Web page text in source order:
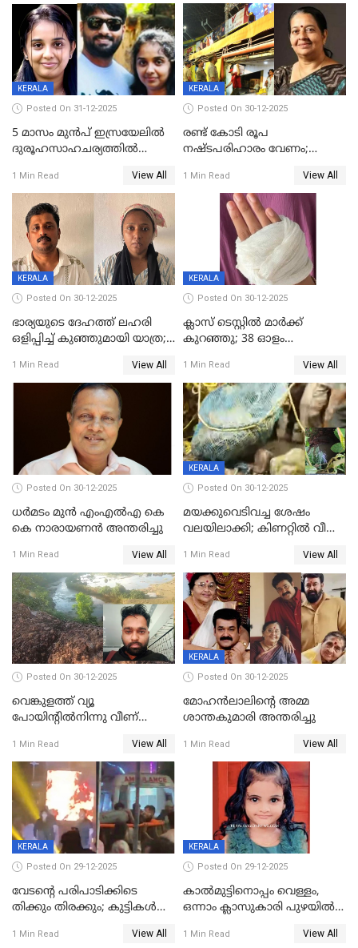
നിലയിൽ
യുവതിക്ക് ദാരുണാന്ത്യം
KERALA
Posted On 31-12-2025
5 മാസം മുൻപ് ഇസ്രയേലിൽ
ദുരൂഹസാഹചര്യത്തിൽ
മലയാളി യുവാവിന്റെ ഭാര്യയും
മരിച്ചു
1 Min Read View All
KERALA
Posted On 30-12-2025
രണ്ട് കോടി രൂപ
നഷ്ടപരിഹാരം വേണം;
നോട്ടീസയച്ച് ഉമാ തോമസ്
1 Min Read View All
KERALA
Posted On 30-12-2025
ഭാര്യയുടെ ദേഹത്ത് ലഹരി
ഒളിപ്പിച്ച് കുഞ്ഞുമായി യാത്ര;
പിടികൂടി പൊലീസ്
1 Min Read View All
KERALA
Posted On 30-12-2025
ക്ലാസ് ടെസ്റ്റിൽ മാർക്ക്
കുറഞ്ഞു; 38 ഓളം
സെന്ററിലെ അധ്യാപകന്‍
മർദിച്ചതായി പരാതി
1 Min Read View All
Posted On 30-12-2025
ധർമടം മുൻ എംഎല്‍എ കെ
കെ നാരായണന്‍ അന്തരിച്ചു
1 Min Read View All
KERALA
Posted On 30-12-2025
മയക്കുവെടിവച്ച ശേഷം
വലയിലാക്കി; കിണറ്റിൽ വീണ
1 Min Read View All
Posted On 30-12-2025
വെങ്കുളത്ത് വ്യൂ
പോയിന്റിൽനിന്നു വീണ്
1 Min Read View All
KERALA
Posted On 30-12-2025
മോഹന്‍ലാലിന്‍റെ അമ്മ
ശാന്തകുമാരി അന്തരിച്ചു
1 Min Read View All
KERALA
Posted On 29-12-2025
വേടന്റെ പരിപാടിക്കിടെ
തിക്കും തിരക്കും; കുട്ടികള്‍
പരിക്ക്; പാളം മറികടന്ന
1 Min Read View All
KERALA
Posted On 29-12-2025
കാൽമുട്ടിനൊപ്പം വെള്ളം,
ഒന്നാം ക്ലാസുകാരി പുഴയിൽ
കുട്ടികൾക്കൊപ്പം
1 Min Read View All